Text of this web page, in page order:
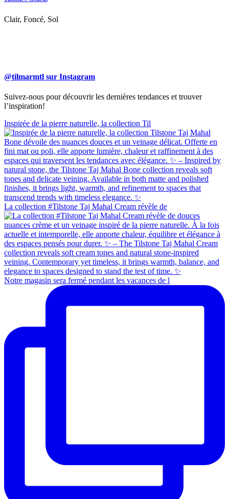
Clair, Foncé, Sol
@tilmarmtl sur Instagram
Suivez-nous pour découvrir les dernières tendances et trouver
l’inspiration!
Inspirée de la pierre naturelle, la collection Til
La collection #Tilstone Taj Mahal Cream révèle de
Notre magasin sera fermé pendant les vacances de l